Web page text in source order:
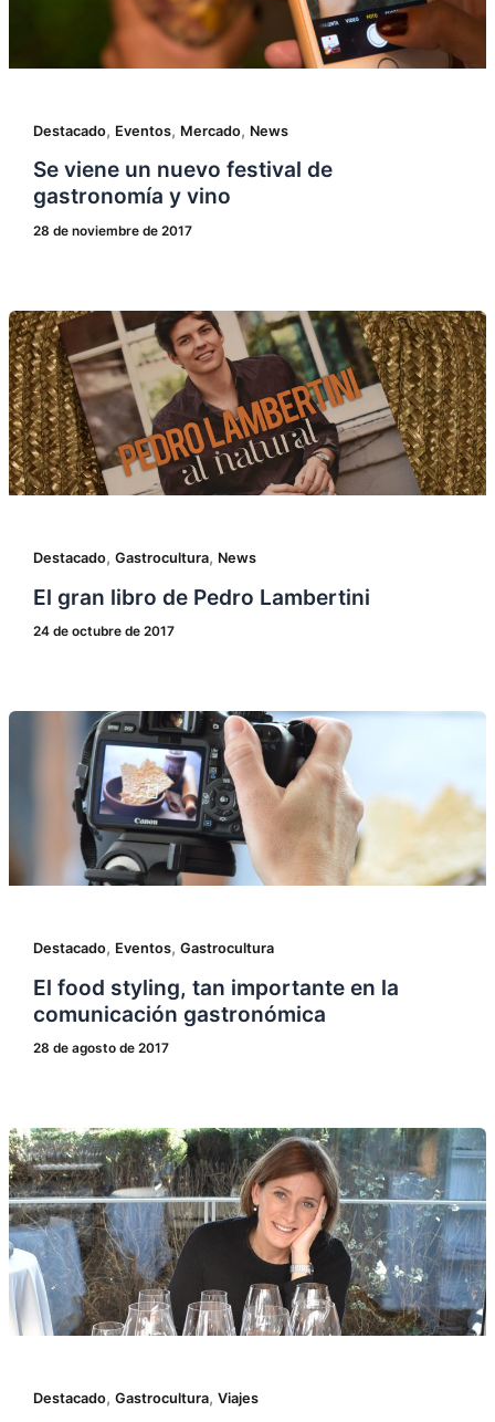
Destacado, Eventos, Mercado, News
Se viene un nuevo festival de
gastronomía y vino
28 de noviembre de 2017
Destacado, Gastrocultura, News
El gran libro de Pedro Lambertini
24 de octubre de 2017
Destacado, Eventos, Gastrocultura
El food styling, tan importante en la
comunicación gastronómica
28 de agosto de 2017
Destacado, Gastrocultura, Viajes